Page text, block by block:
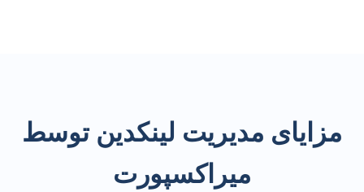
مزایای مدیریت لینکدین توسط
میراکسپورت